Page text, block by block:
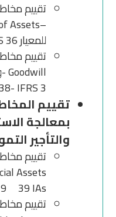
تقييم
للمعيار IAS 36
تقييم
IFRS 3
تقييم
بمعالجة
والتأجير
تقييم
9 39 IAs
تقييم